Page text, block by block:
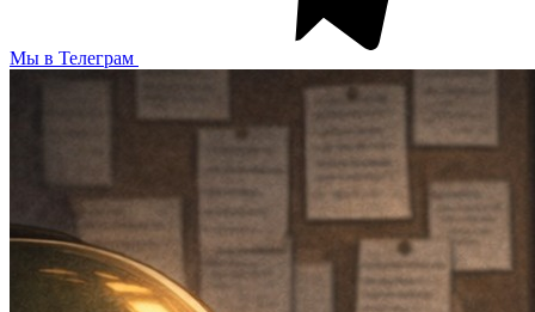
Мы в Телеграм